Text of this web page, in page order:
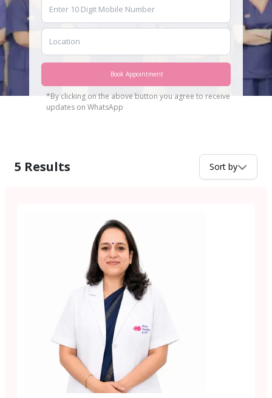
Book Appointment
*By clicking on the above button you agree to receive
updates on WhatsApp
5 Results Sort by